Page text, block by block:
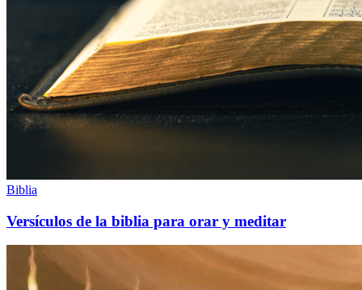
Biblia
Versículos de la biblia para orar y meditar